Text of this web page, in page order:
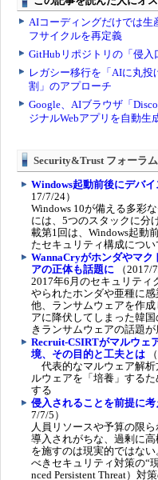
Security&Trust フォーラ
Windows起動前後にデバ
17/7/24）
Windows 10が備える多彩
には、5つのスタックに分
載第1回は、Windows起動
たセキュリティ構成につい
WannaCryがホンダやマク
アの正体も話題に （2017/
2017年6月のセキュリティ
やられたホンダや亜種に
他、ランサムウェアを作
アに降伏してしまった韓
きランサムウェアの話題が
Recruit-CSIRTがマルウェ
境、その目的と工夫とは
代表的なマルウェア解析
ルウェアを「培養」する
する
侵入されることを前提に
7/7/5）
人員リソースや予算の限
導入されがちな、過剰に
を施すのは現実的ではな
べきセキュリティ対策の“
nced Persistent Threat）対